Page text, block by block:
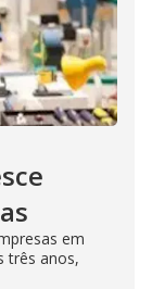
em
três anos,